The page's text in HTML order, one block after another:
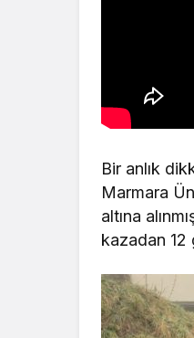
Bir anlık
Marmara
altına
kazadan 12